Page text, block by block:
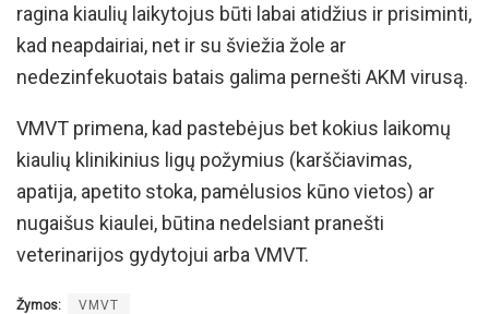
ragina kiaulių laikytojus būti labai atidžius ir prisiminti,
kad neapdairiai, net ir su šviežia žole ar
nedezinfekuotais batais galima pernešti AKM virusą.
VMVT primena, kad pastebėjus bet kokius laikomų
kiaulių klinikinius ligų požymius (karščiavimas,
apatija, apetito stoka, pamėlusios kūno vietos) ar
nugaišus kiaulei, būtina nedelsiant pranešti
veterinarijos gydytojui arba VMVT.
Žymos: VMVT